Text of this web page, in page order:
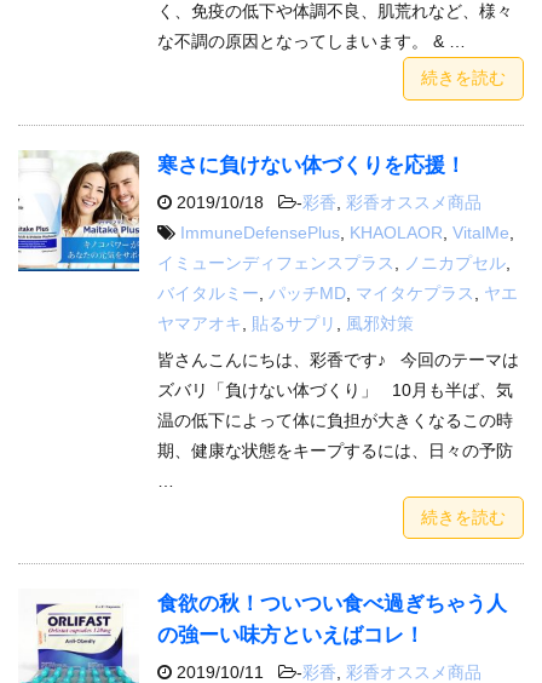
く、免疫の低下や体調不良、肌荒れなど、様々
な不調の原因となってしまいます。 & …
続きを読む
寒さに負けない体づくりを応援！
2019/10/18 -彩香
彩香オススメ商品
ImmuneDefensePlus KHAOLAOR VitalMe
イミューンディフェンスプラス
ノニカプセル
バイタルミー
パッチMD マイタケプラス
ヤエ
ヤマアオキ
貼るサプリ
風邪対策
皆さんこんにちは、彩香です♪ 今回のテーマは
ズバリ「負けない体づくり」 10月も半ば、気
温の低下によって体に負担が大きくなるこの時
期、健康な状態をキープするには、日々の予防
続きを読む
食欲の秋！ついつい食べ過ぎちゃう人
の強ーい味方といえばコレ！
2019/10/11 -彩香
彩香オススメ商品